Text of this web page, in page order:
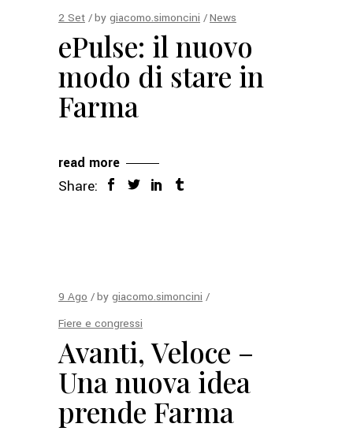
2 Set by giacomo.simoncini News
ePulse: il nuovo
modo di stare in
Farma
read more
Share:
9 Ago by giacomo.simoncini
Fiere e congressi
Avanti, Veloce –
Una nuova idea
prende Farma